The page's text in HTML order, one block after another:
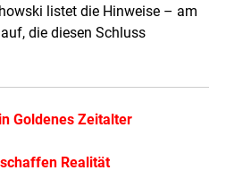
listet die Hinweise – am
die diesen Schluss
Goldenes Zeitalter
Realität